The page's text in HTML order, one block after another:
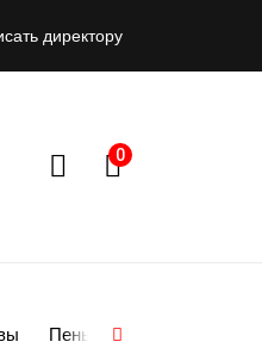
директору
Пены